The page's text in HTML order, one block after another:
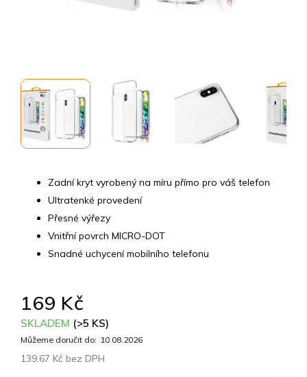
169 Kč
SKLADEM (>5 KS)
Můžeme doručit do: 10.08.2026
139,67 Kč bez DPH
Zadní kryt vyrobený na míru přímo pro váš telefon
Ultratenké provedení
Přesné výřezy
Vnitřní povrch MICRO-DOT
Snadné uchycení mobilního telefonu